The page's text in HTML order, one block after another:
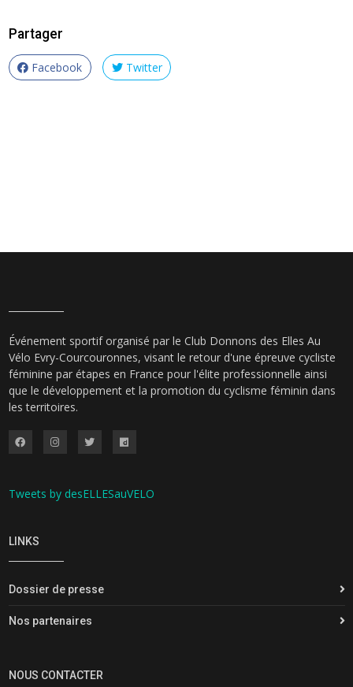
Partager
Facebook Twitter
Événement sportif organisé par le Club Donnons des Elles Au
Vélo Evry-Courcouronnes, visant le retour d'une épreuve cycliste
féminine par étapes en France pour l'élite professionnelle ainsi
que le développement et la promotion du cyclisme féminin dans
les territoires.
Tweets by desELLESauVELO
LINKS
Dossier de presse
Nos partenaires
NOUS CONTACTER